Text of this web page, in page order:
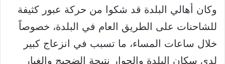
وكان أهالي البلدة قد شكوا من حركة عبور كثيفة
للشاحنات على الطريق العام في البلدة، خصوصاً
خلال ساعات المساء، ما تسبب في انزعاج كبير
لدى سكان البلدة والجوار نتيجة الضجيج والغبار